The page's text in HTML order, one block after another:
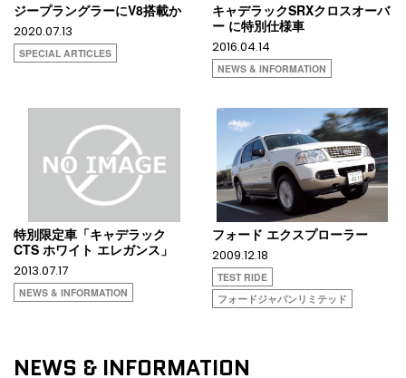
ジープラングラーにV8搭載か
2020.07.13
SPECIAL ARTICLES
キャデラックSRXクロスオーバ
ー に特別仕様車
2016.04.14
NEWS & INFORMATION
特別限定車「キャデラック
CTS ホワイト エレガンス」
2013.07.17
NEWS & INFORMATION
フォード エクスプローラー
2009.12.18
TEST RIDE
フォードジャパンリミテッド
NEWS & INFORMATION